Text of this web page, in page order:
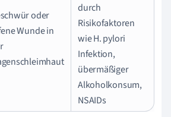
oder
Wunde in
durch
Risikofaktoren
wie H. pylori
Infektion,
übermäßiger
Alkoholkonsum,
NSAIDs